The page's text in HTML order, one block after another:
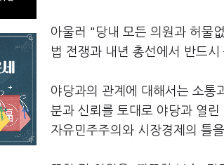
아울러 "당내 모든 의원과 허물
법 전쟁과 내년 총선에서 반드
야당과의 관계에 대해서는 소통
분과 신뢰를 토대로 야당과 열
자유민주주의와 시장경제의 틀